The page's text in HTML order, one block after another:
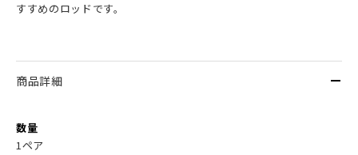
すすめのロッドです。
商品詳細
数量
1ペア